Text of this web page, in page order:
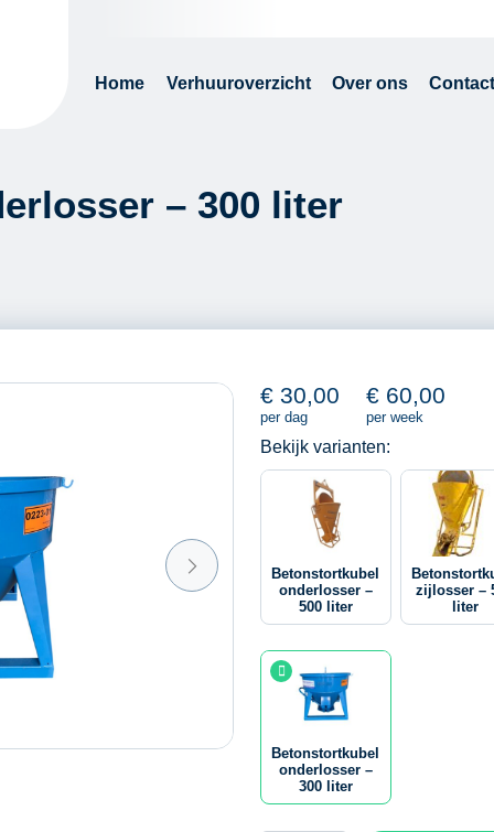
Home Verhuuroverzicht Over ons Contact
– 300 liter
€ 30,00
per dag
€ 60,00
per week
Bekijk varianten:
Betonstortkubel
onderlosser –
500 liter
zijlosser –
liter
Betonstortkubel
onderlosser –
300 liter